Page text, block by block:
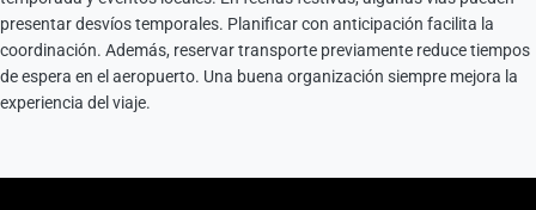
presentar desvíos temporales. Planificar con anticipación facilita la
coordinación. Además, reservar transporte previamente reduce tiempos
de espera en el aeropuerto. Una buena organización siempre mejora la
experiencia del viaje.